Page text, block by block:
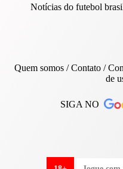
Notícias do futebol
Quem somos/Contato/
de
SIGA NO